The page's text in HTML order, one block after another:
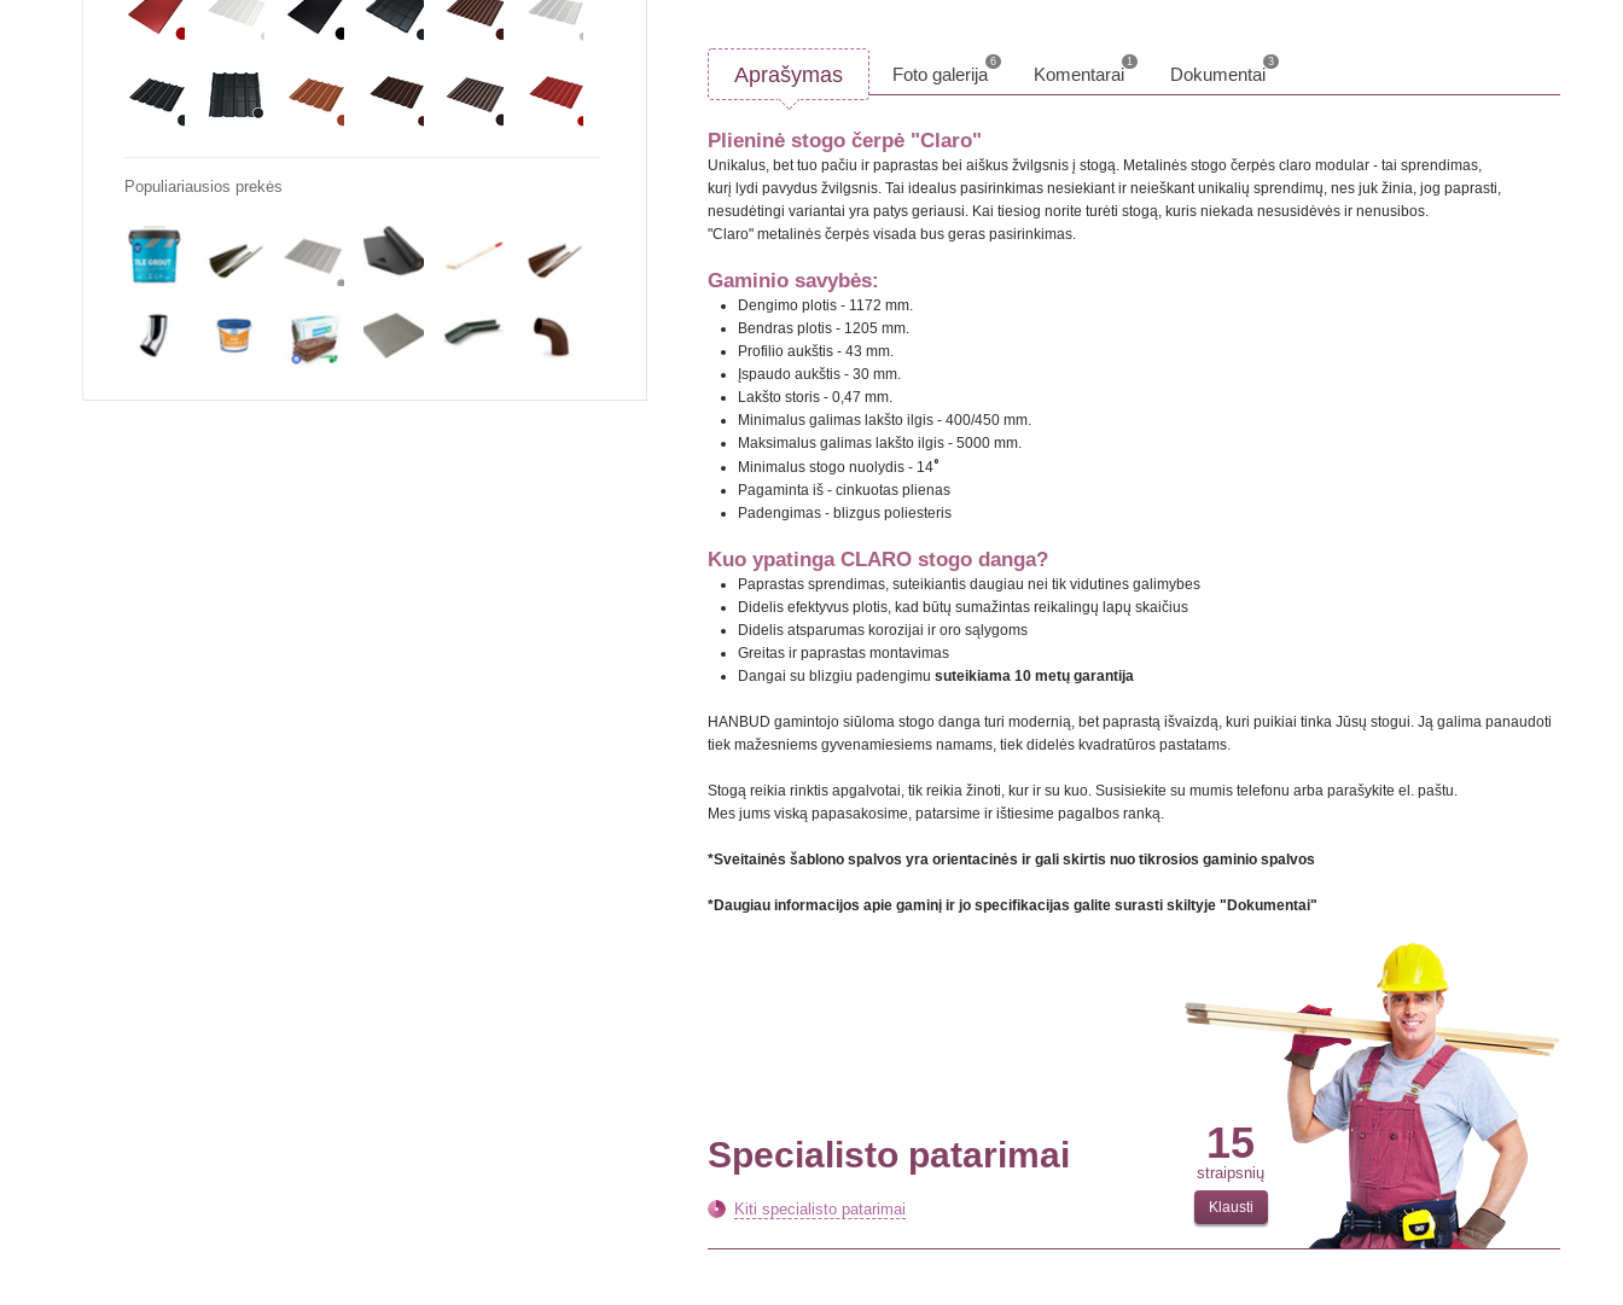
Aprašymas Foto galerija
6
Komentarai
1
Dokumentai
3
Plieninė stogo čerpė "Claro"
Unikalus, bet tuo pačiu ir paprastas bei aiškus žvilgsnis į stogą. Metalinės stogo čerpės claro modular - tai sprendimas,
kurį lydi pavydus žvilgsnis. Tai idealus pasirinkimas nesiekiant ir neieškant unikalių sprendimų, nes juk žinia, jog paprasti,
nesudėtingi variantai yra patys geriausi. Kai tiesiog norite turėti stogą, kuris niekada nesusidėvės ir nenusibos.
"Claro" metalinės čerpės visada bus geras pasirinkimas.
Gaminio savybės:
Dengimo plotis - 1172 mm.
Bendras plotis - 1205 mm.
Profilio aukštis - 43 mm.
Įspaudo aukštis - 30 mm.
Lakšto storis - 0,47 mm.
Minimalus galimas lakšto ilgis - 400/450 mm.
Maksimalus galimas lakšto ilgis - 5000 mm.
Minimalus stogo nuolydis - 14°
Pagaminta iš - cinkuotas plienas
Padengimas - blizgus poliesteris
Kuo ypatinga CLARO stogo danga?
Paprastas sprendimas, suteikiantis daugiau nei tik vidutines galimybes
Didelis efektyvus plotis, kad būtų sumažintas reikalingų lapų skaičius
Didelis atsparumas korozijai ir oro sąlygoms
Greitas ir paprastas montavimas
Dangai su blizgiu padengimu suteikiama 10 metų garantija
HANBUD gamintojo siūloma stogo danga turi modernią, bet paprastą išvaizdą, kuri puikiai tinka Jūsų stogui. Ją galima panaudoti
tiek mažesniems gyvenamiesiems namams, tiek didelės kvadratūros pastatams.
Stogą reikia rinktis apgalvotai, tik reikia žinoti, kur ir su kuo. Susisiekite su mumis telefonu arba parašykite el. paštu.
Mes jums viską papasakosime, patarsime ir ištiesime pagalbos ranką.
*Sveitainės šablono spalvos yra orientacinės ir gali skirtis nuo tikrosios gaminio spalvos
*Daugiau informacijos apie gaminį ir jo specifikacijas galite surasti skiltyje "Dokumentai"
Specialisto patarimai
Kiti specialisto patarimai
15
straipsnių
Klausti
Populiariausios prekės